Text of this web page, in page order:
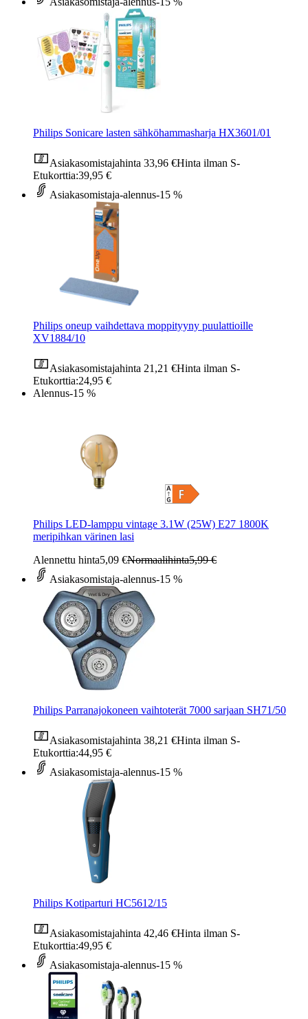
Philips Sonicare lasten sähköhammasharja HX3601/01
Asiakasomistajahinta 33,96 €Hinta ilman S-
Etukorttia:39,95 €
Asiakasomistaja-alennus-15 %
Philips oneup vaihdettava moppityyny puulattioille
XV1884/10
Asiakasomistajahinta 21,21 €Hinta ilman S-
Etukorttia:24,95 €
Alennus-15 %
Philips LED-lamppu vintage 3.1W (25W) E27 1800K
meripihkan värinen lasi
Alennettu hinta5,09 €Normaalihinta5,99 €
Asiakasomistaja-alennus-15 %
Philips Parranajokoneen vaihtoterät 7000 sarjaan SH71/50
Asiakasomistajahinta 38,21 €Hinta ilman S-
Etukorttia:44,95 €
Asiakasomistaja-alennus-15 %
Philips Kotiparturi HC5612/15
Asiakasomistajahinta 42,46 €Hinta ilman S-
Etukorttia:49,95 €
Asiakasomistaja-alennus-15 %